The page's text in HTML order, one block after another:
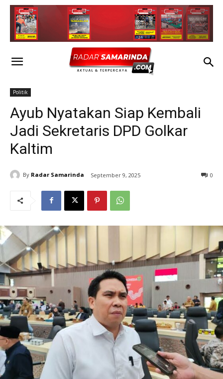
Politik
Ayub Nyatakan Siap Kembali
Jadi Sekretaris DPD Golkar
Kaltim
By Radar Samarinda September 9, 2025 0